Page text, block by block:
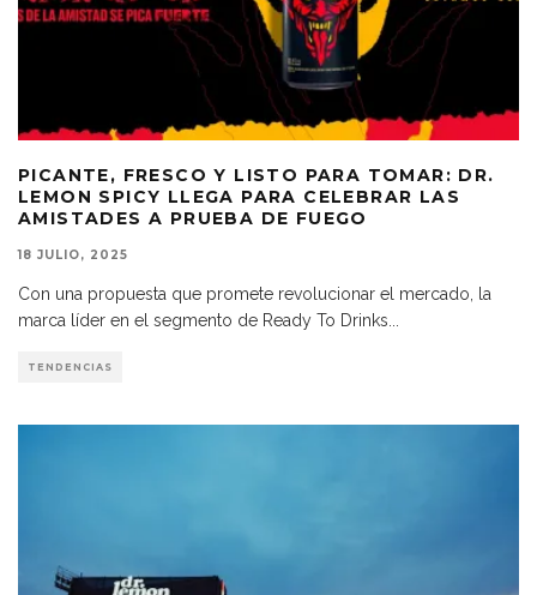
PICANTE, FRESCO Y LISTO PARA TOMAR: DR.
LEMON SPICY LLEGA PARA CELEBRAR LAS
AMISTADES A PRUEBA DE FUEGO
18 JULIO, 2025
Con una propuesta que promete revolucionar el mercado, la
marca líder en el segmento de Ready To Drinks
TENDENCIAS